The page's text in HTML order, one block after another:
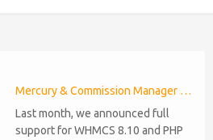
Mercury & Commission Manager WHMCS 8.11, PHP 8.2
Last month, we announced full
support for WHMCS 8.10 and PHP